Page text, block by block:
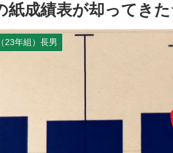
紙成績表が却ってき
23年組）長男